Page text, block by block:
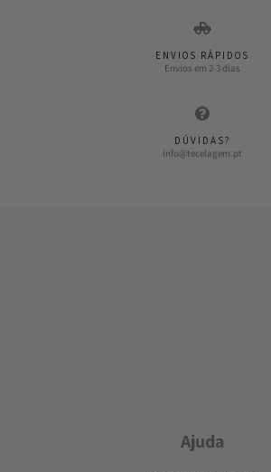
ENVIOS RÁPIDOS
Envios em 2-3 dias
DÚVIDAS?
info@tecelagem.pt
Ajuda